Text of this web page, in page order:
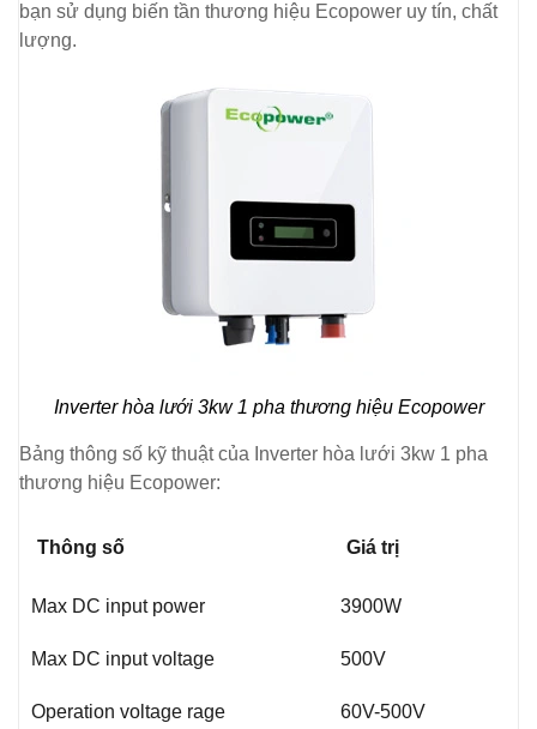
bạn sử dụng biến tần thương hiệu Ecopower uy tín, chất
lượng.
Inverter hòa lưới 3kw 1 pha thương hiệu Ecopower
Bảng thông số kỹ thuật của Inverter hòa lưới 3kw 1 pha
thương hiệu Ecopower:
Thông số Giá trị
Max DC input power 3900W
Max DC input voltage 500V
Operation voltage rage 60V-500V